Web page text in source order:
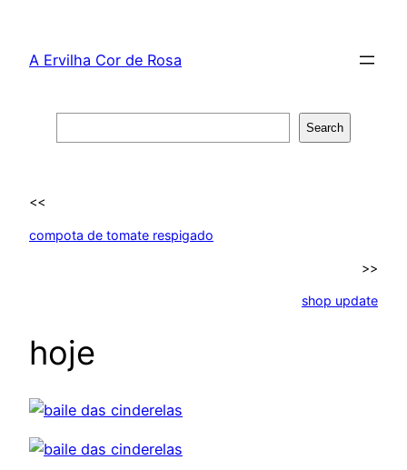
content
A Ervilha Cor de Rosa
Search
<<
compota de tomate respigado
>>
shop update
hoje